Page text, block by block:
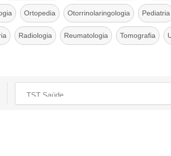
Ortopedia Otorrinolaringologia Pediatria
Radiologia Reumatologia Tomografia